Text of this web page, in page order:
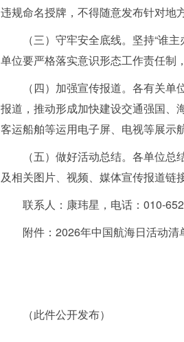
违规命名授牌，不得随意发布针对地
（三）守牢安全底线。坚持“谁
单位要严格落实意识形态工作责任制
（四）加强宣传报道。各有关
报道，推动形成加快建设交通强国、
客运船舶等运用电子屏、电视等展示
（五）做好活动总结。各单位
及相关图片、视频、媒体宣传报道链
联系人：康玮星，电话：010-
附件：2026年中国航海日活动清
（此件公开发布）